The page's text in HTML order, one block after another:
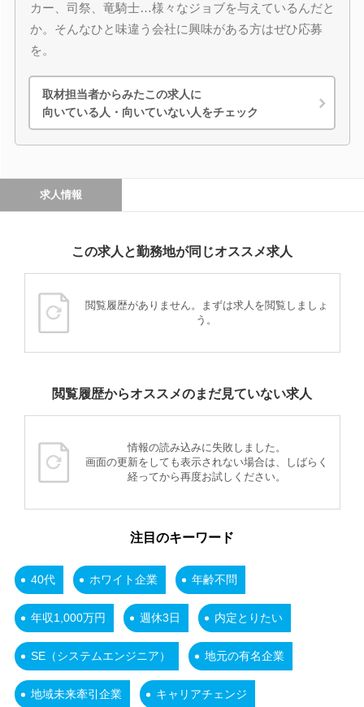
カー、司祭、竜騎士…様々なジョブを与えているんだと
か。そんなひと味違う会社に興味がある方はぜひ応募
を。
取材担当者からみたこの求人に
向いている人・向いていない人をチェック
求人情報
この求人と勤務地が同じオススメ求人
閲覧履歴がありません。まずは求人を閲覧しましょ
う。
閲覧履歴からオススメのまだ見ていない求人
情報の読み込みに失敗しました。
画面の更新をしても表示されない場合は、しばらく
経ってから再度お試しください。
注目のキーワード
40代 ホワイト企業 年齢不問
年収1,000万円 週休3日 内定とりたい
SE（システムエンジニア） 地元の有名企業
地域未来牽引企業 キャリアチェンジ